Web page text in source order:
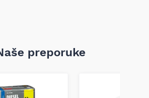
preporuke